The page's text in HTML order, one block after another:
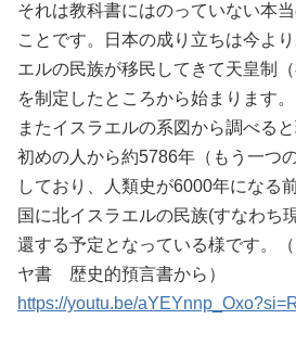
それは教科書にはのっていない本
ことです。日本の成り立ちは今よ
エルの民族が移民してきて天皇制
を制定したところから始まります。
またイスラエルの系図から調べる
初めの人から約5786年（もう一つ
しており、人類史が6000年になる
国に北イスラエルの民族(すなわち
還する予定となっている様です。
ヤ書 歴史的預言書から）
https://youtu.be/